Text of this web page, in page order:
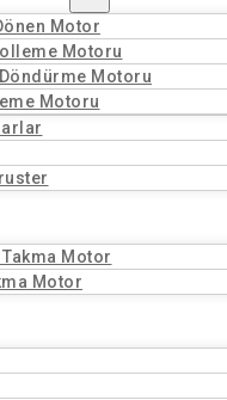
Motor
Motoru
Motoru
Motoru
Motor
Motor